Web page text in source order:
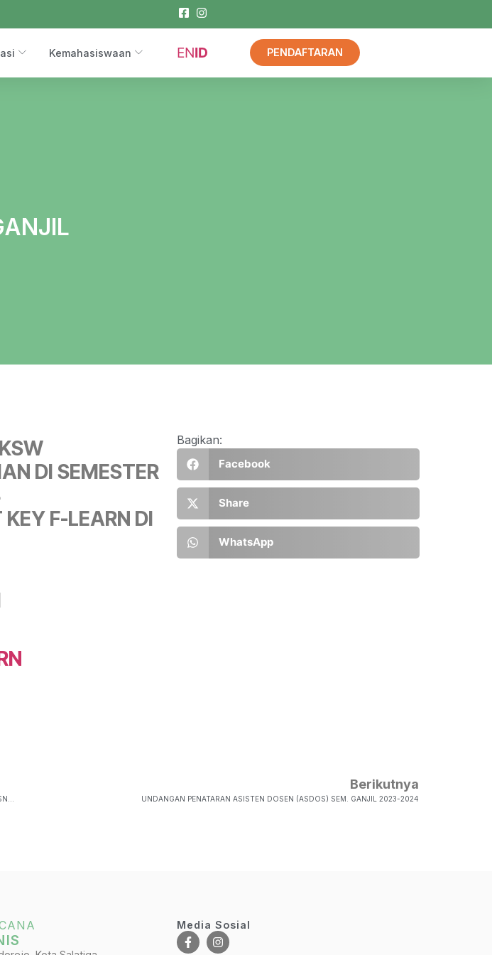
Kemahasiswaan ENID PENDAFTARAN
DI SEMESTER
F-LEARN DI
Bagikan:
Facebook
Share
WhatsApp
Berikutnya
UNDANGAN PENATARAN ASISTEN DOSEN (ASDOS) SEM. GANJIL 2023-2024
Media Sosial